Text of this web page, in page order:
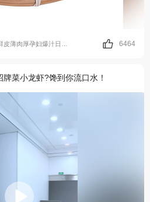
6464
菜小龙虾?馋到你流口水！